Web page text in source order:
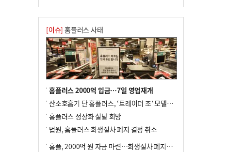
10 부산 청소년 극지탐험대 8인, 열흘간 북극
구석구석 누빈다
[이슈] 홈플러스 사태
홈플러스 2000억 입금…7일 영업재개
산소호흡기 단 홈플러스, ‘트레이더 조’ 모델로 살아날까
홈플러스 정상화 실낱 희망
법원, 홈플러스 회생절차 폐지 결정 취소
홈플, 2000억 원 자금 마련…회생절차 폐지에 즉시항고(종합)